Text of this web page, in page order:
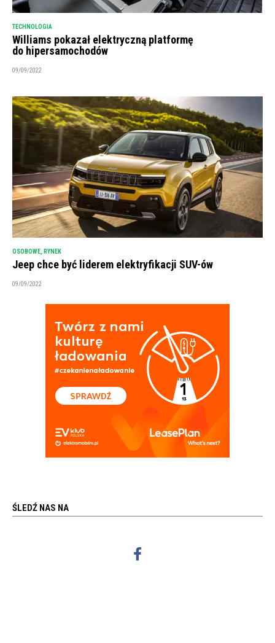
TECHNOLOGIA
Williams pokazał elektryczną platformę
do hipersamochodów
09/09/2022
OSOBOWE RYNEK
Jeep chce być liderem elektryfikacji SUV-ów
09/09/2022
ŚLEDŹ NAS NA